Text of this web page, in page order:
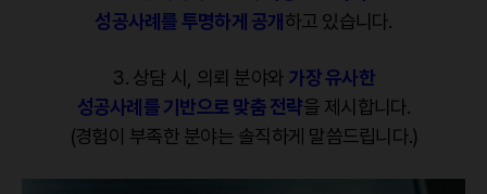
성공사례를 투명하게 공개하고 있습니다.
3. 상담 시, 의뢰 분야와 가장 유사한
성공사례를 기반으로 맞춤 전략을 제시합니다.
(경험이 부족한 분야는 솔직하게 말씀드립니다.)